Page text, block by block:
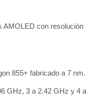
AMOLED con resolución
855+ fabricado a 7 nm.
GHz, 3 a 2.42 GHz y 4 a